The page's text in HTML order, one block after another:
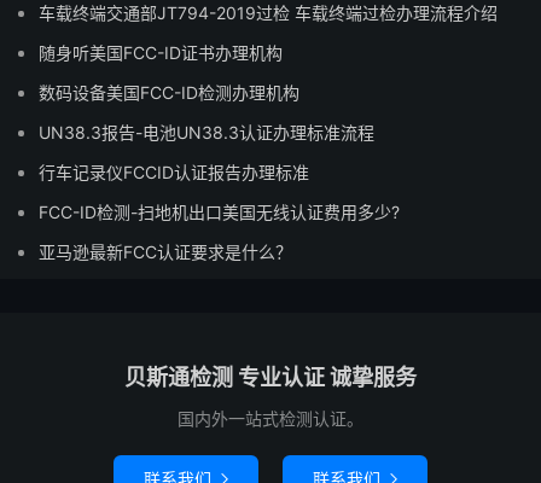
车载终端交通部JT794-2019过检 车载终端过检办理流程介绍
随身听美国FCC-ID证书办理机构
数码设备美国FCC-ID检测办理机构
UN38.3报告-电池UN38.3认证办理标准流程
行车记录仪FCCID认证报告办理标准
FCC-ID检测-扫地机出口美国无线认证费用多少?
亚马逊最新FCC认证要求是什么？
贝斯通检测 专业认证 诚挚服务
国内外一站式检测认证。
联系我们  联系我们 